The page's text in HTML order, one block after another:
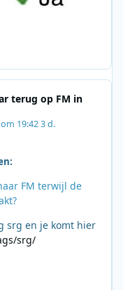
terug op FM in
19:423 d.
FM terwijl de
srg en je komt hier
srg/